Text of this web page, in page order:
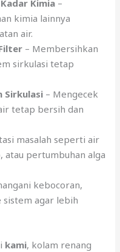
Kimia –
kimia lainnya
air.
– Membersihkan
sirkulasi tetap
Sirkulasi – Mengecek
tetap bersih dan
masalah seperti air
atau pertumbuhan alga
kebocoran,
sistem agar lebih
kami, kolam renang